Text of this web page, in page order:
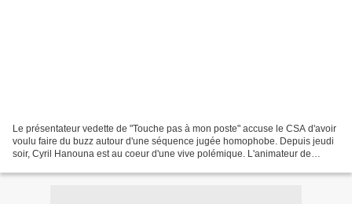
Le présentateur vedette de "Touche pas à mon poste" accuse le CSA d'avoir
voulu faire du buzz autour d'une séquence jugée homophobe. Depuis jeudi
soir, Cyril Hanouna est au coeur d'une vive polémique. L'animateur de